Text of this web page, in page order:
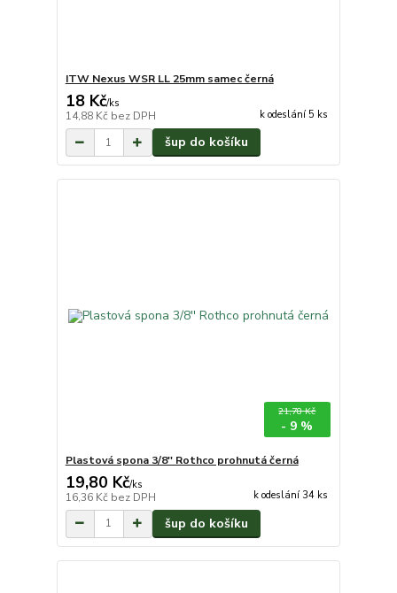
ITW Nexus WSR LL 25mm samec černá
18 Kč/ks
14,88 Kč bez DPH k odeslání 5 ks
šup do košíku
21,78 Kč
- 9 %
Plastová spona 3/8'' Rothco prohnutá černá
19,80 Kč/ks
16,36 Kč bez DPH k odeslání 34 ks
šup do košíku